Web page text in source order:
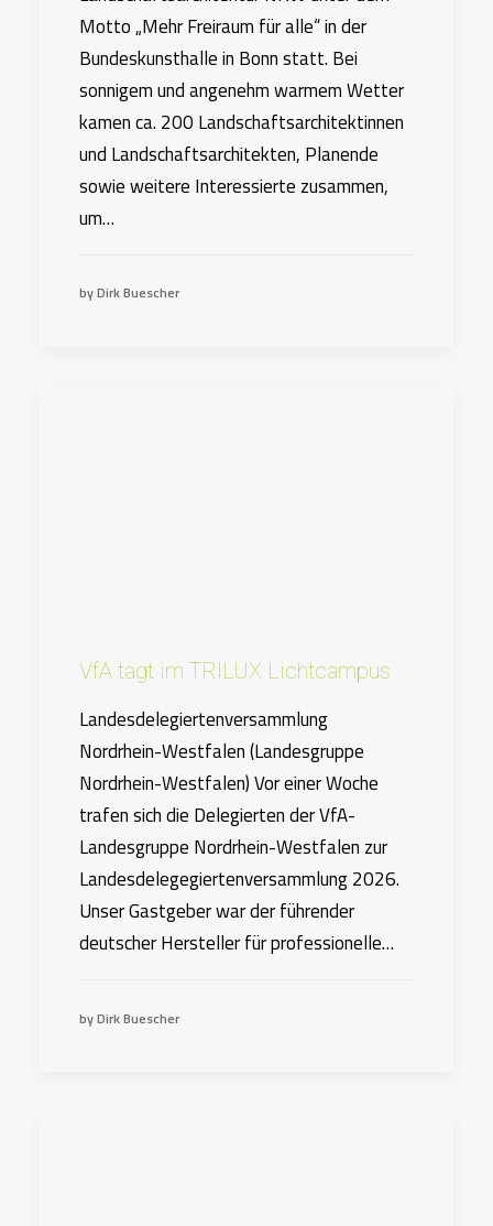
Motto „Mehr Freiraum für alle“ in der
Bundeskunsthalle in Bonn statt. Bei
sonnigem und angenehm warmem Wetter
kamen ca. 200 Landschaftsarchitektinnen
und Landschaftsarchitekten, Planende
sowie weitere Interessierte zusammen,
um…
by Dirk Buescher
VfA tagt im TRILUX Lichtcampus
Landesdelegiertenversammlung
Nordrhein-Westfalen (Landesgruppe
Nordrhein-Westfalen) Vor einer Woche
trafen sich die Delegierten der VfA-
Landesgruppe Nordrhein-Westfalen zur
Landesdelegegiertenversammlung 2026.
Unser Gastgeber war der führender
deutscher Hersteller für professionelle…
by Dirk Buescher